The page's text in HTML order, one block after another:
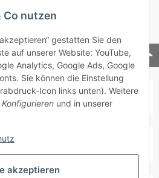
akzeptieren
Co nutzen
gestatten Sie den
auf unserer Website: YouTube,
Analytics, Google Ads, Google
Sie können die Einstellung
Icon links unten). Weitere
Konfigurieren und in unserer